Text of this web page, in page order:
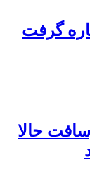
گرفت
حالا